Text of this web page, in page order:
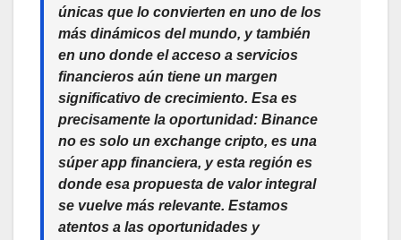
únicas que lo convierten en uno de los
más dinámicos del mundo, y también
en uno donde el acceso a servicios
financieros aún tiene un margen
significativo de crecimiento. Esa es
precisamente la oportunidad: Binance
no es solo un exchange cripto, es una
súper app financiera, y esta región es
donde esa propuesta de valor integral
se vuelve más relevante. Estamos
atentos a las oportunidades y